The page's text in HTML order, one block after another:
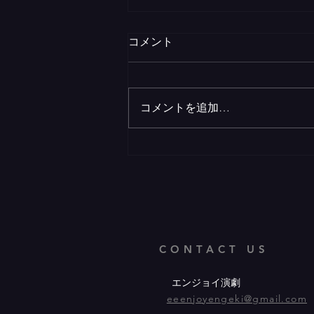
何を目指しているのか？
コメント
コメントを追加…
CONTACT US
エンジョイ演劇
eeenjoyengeki@gmail.com